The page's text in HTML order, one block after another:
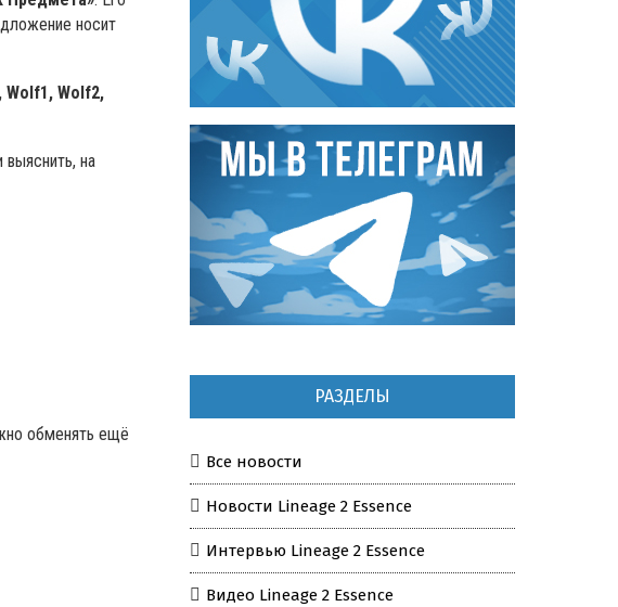
носит
Wolf1, Wolf2,
на
обменять ещё
РАЗДЕЛЫ
Все новости
Новости Lineage 2 Essence
Интервью Lineage 2 Essence
Видео Lineage 2 Essence